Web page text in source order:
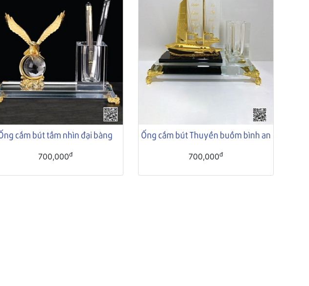
cắm bút tầm nhìn đại bàng
700,000đ
Ống cắm bút Thuyền buồm bình an
700,000đ